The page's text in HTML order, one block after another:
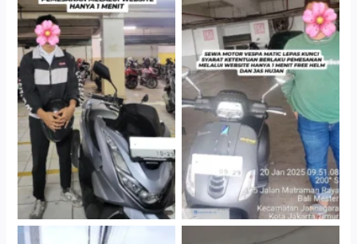
Hotel Kartika Chandra,
Jakarta Selatan
Cityplaza Jatinegara
Gedung Parkir P6A